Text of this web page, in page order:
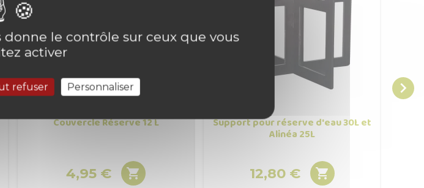
Couvercle Réserve 12 L
Prix
4,95 € 
Support pour réserve d'eau 30L et
Alinéa 25L
Prix
12,80 € 

le contrôle sur ceux que vous
activer
refuser Personnaliser